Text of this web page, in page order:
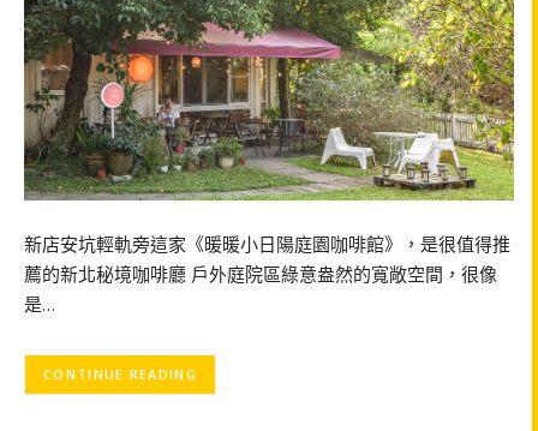
新店安坑輕軌旁這家《暖暖小日陽庭園咖啡館》，是很值得推
薦的新北秘境咖啡廳 戶外庭院區綠意盎然的寬敞空間，很像
是…
CONTINUE READING